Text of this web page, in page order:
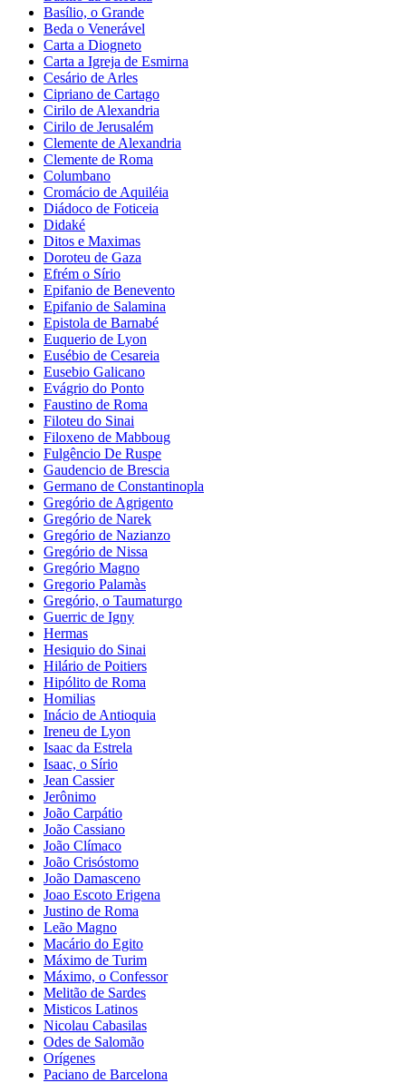
Basílio, o Grande
Beda o Venerável
Carta a Diogneto
Carta a Igreja de Esmirna
Cesário de Arles
Cipriano de Cartago
Cirilo de Alexandria
Cirilo de Jerusalém
Clemente de Alexandria
Clemente de Roma
Columbano
Cromácio de Aquiléia
Diádoco de Foticeia
Didaké
Ditos e Maximas
Doroteu de Gaza
Efrém o Sírio
Epifanio de Benevento
Epifanio de Salamina
Epistola de Barnabé
Euquerio de Lyon
Eusébio de Cesareia
Eusebio Galicano
Evágrio do Ponto
Faustino de Roma
Filoteu do Sinai
Filoxeno de Mabboug
Fulgêncio De Ruspe
Gaudencio de Brescia
Germano de Constantinopla
Gregório de Agrigento
Gregório de Narek
Gregório de Nazianzo
Gregório de Nissa
Gregório Magno
Gregorio Palamàs
Gregório, o Taumaturgo
Guerric de Igny
Hermas
Hesiquio do Sinai
Hilário de Poitiers
Hipólito de Roma
Homilias
Inácio de Antioquia
Ireneu de Lyon
Isaac da Estrela
Isaac, o Sírio
Jean Cassier
Jerônimo
João Carpátio
João Cassiano
João Clímaco
João Crisóstomo
João Damasceno
Joao Escoto Erigena
Justino de Roma
Leão Magno
Macário do Egito
Máximo de Turim
Máximo, o Confessor
Melitão de Sardes
Misticos Latinos
Nicolau Cabasilas
Odes de Salomão
Orígenes
Paciano de Barcelona